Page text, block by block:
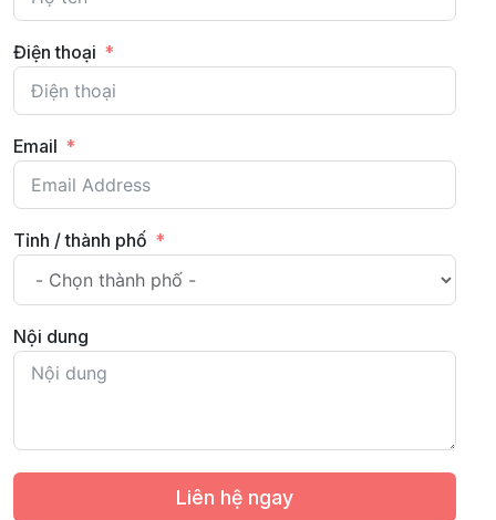
Điện thoại
Email
Tỉnh / thành phố
Nội dung
Liên hệ ngay